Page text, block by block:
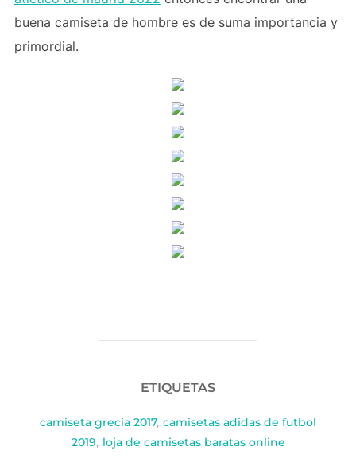
buena camiseta de hombre es de suma importancia y
primordial.
ETIQUETAS
camiseta grecia 2017, camisetas adidas de futbol
2019, loja de camisetas baratas online